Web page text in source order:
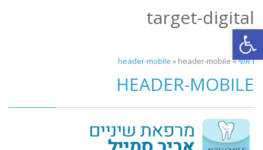
פתח סרגל נגישות
target-digital
ראשי»
header-mobile » header-mobile
HEADER-MOBILE